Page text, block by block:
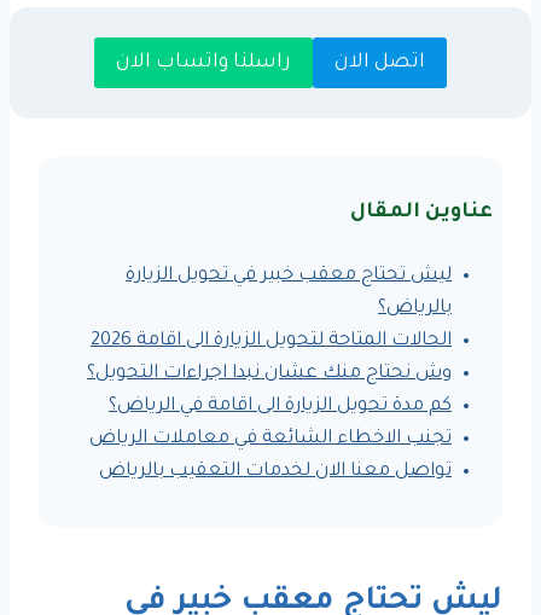
اتصل الان راسلنا واتساب الان
عناوين المقال
ليش تحتاج معقب خبير في تحويل الزيارة
بالرياض؟
الحالات المتاحة لتحويل الزيارة الى اقامة 2026
وش نحتاج منك عشان نبدا اجراءات التحويل؟
كم مدة تحويل الزيارة الى اقامة في الرياض؟
تجنب الاخطاء الشائعة في معاملات الرياض
تواصل معنا الان لخدمات التعقيب بالرياض
ليش تحتاج معقب خبير في